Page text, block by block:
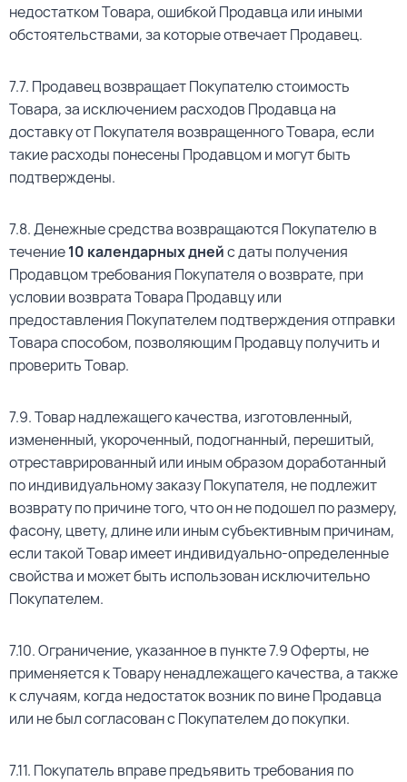
недостатком Товара, ошибкой Продавца или иными
обстоятельствами, за которые отвечает Продавец.
7.7. Продавец возвращает Покупателю стоимость
Товара, за исключением расходов Продавца на
доставку от Покупателя возвращенного Товара, если
такие расходы понесены Продавцом и могут быть
подтверждены.
7.8. Денежные средства возвращаются Покупателю в
течение10 календарных днейс даты получения
Продавцом требования Покупателя о возврате, при
условии возврата Товара Продавцу или
предоставления Покупателем подтверждения отправки
Товара способом, позволяющим Продавцу получить и
проверить Товар.
7.9. Товар надлежащего качества, изготовленный,
измененный, укороченный, подогнанный, перешитый,
отреставрированный или иным образом доработанный
по индивидуальному заказу Покупателя, не подлежит
возврату по причине того, что он не подошел по размеру,
фасону, цвету, длине или иным субъективным причинам,
если такой Товар имеет индивидуально-определенные
свойства и может быть использован исключительно
Покупателем.
7.10. Ограничение, указанное в пункте 7.9 Оферты, не
применяется к Товару ненадлежащего качества, а также
к случаям, когда недостаток возник по вине Продавца
или не был согласован с Покупателем до покупки.
7.11. Покупатель вправе предъявить требования по